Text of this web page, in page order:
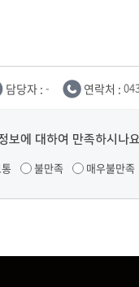
담당자 : - 연락처 :
보에 대하여 만족하시나
불만족 매우불만족